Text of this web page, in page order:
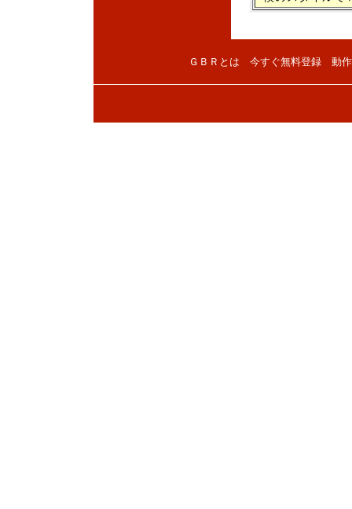
ＧＢＲとは 今すぐ無料登録 動